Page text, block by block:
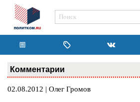
Комментарии
02.08.2012 | Олег Громов